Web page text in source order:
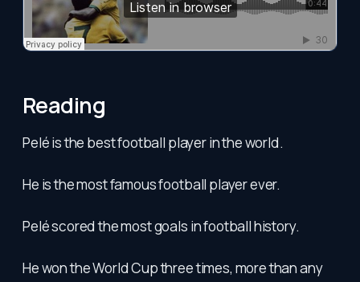
Reading
Pelé is the best football player in the world.
He is the most famous football player ever.
Pelé scored the most goals in football history.
He won the World Cup three times, more than any